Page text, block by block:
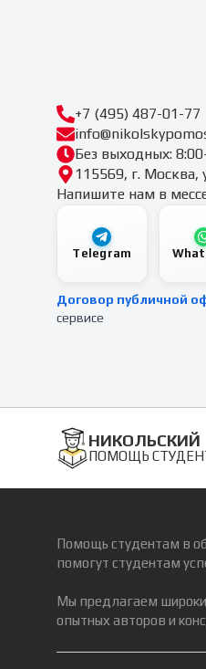
+7 (495) 487-01-77
Без выходных:
115569, г. Москва,
Напишите нам в
Telegram
Договор публичной
сервисе
НИКОЛЬСКИЙ
ПОМОЩЬ
Помощь студентам в
помогут студентам
Мы предлагаем
опытных авторов и